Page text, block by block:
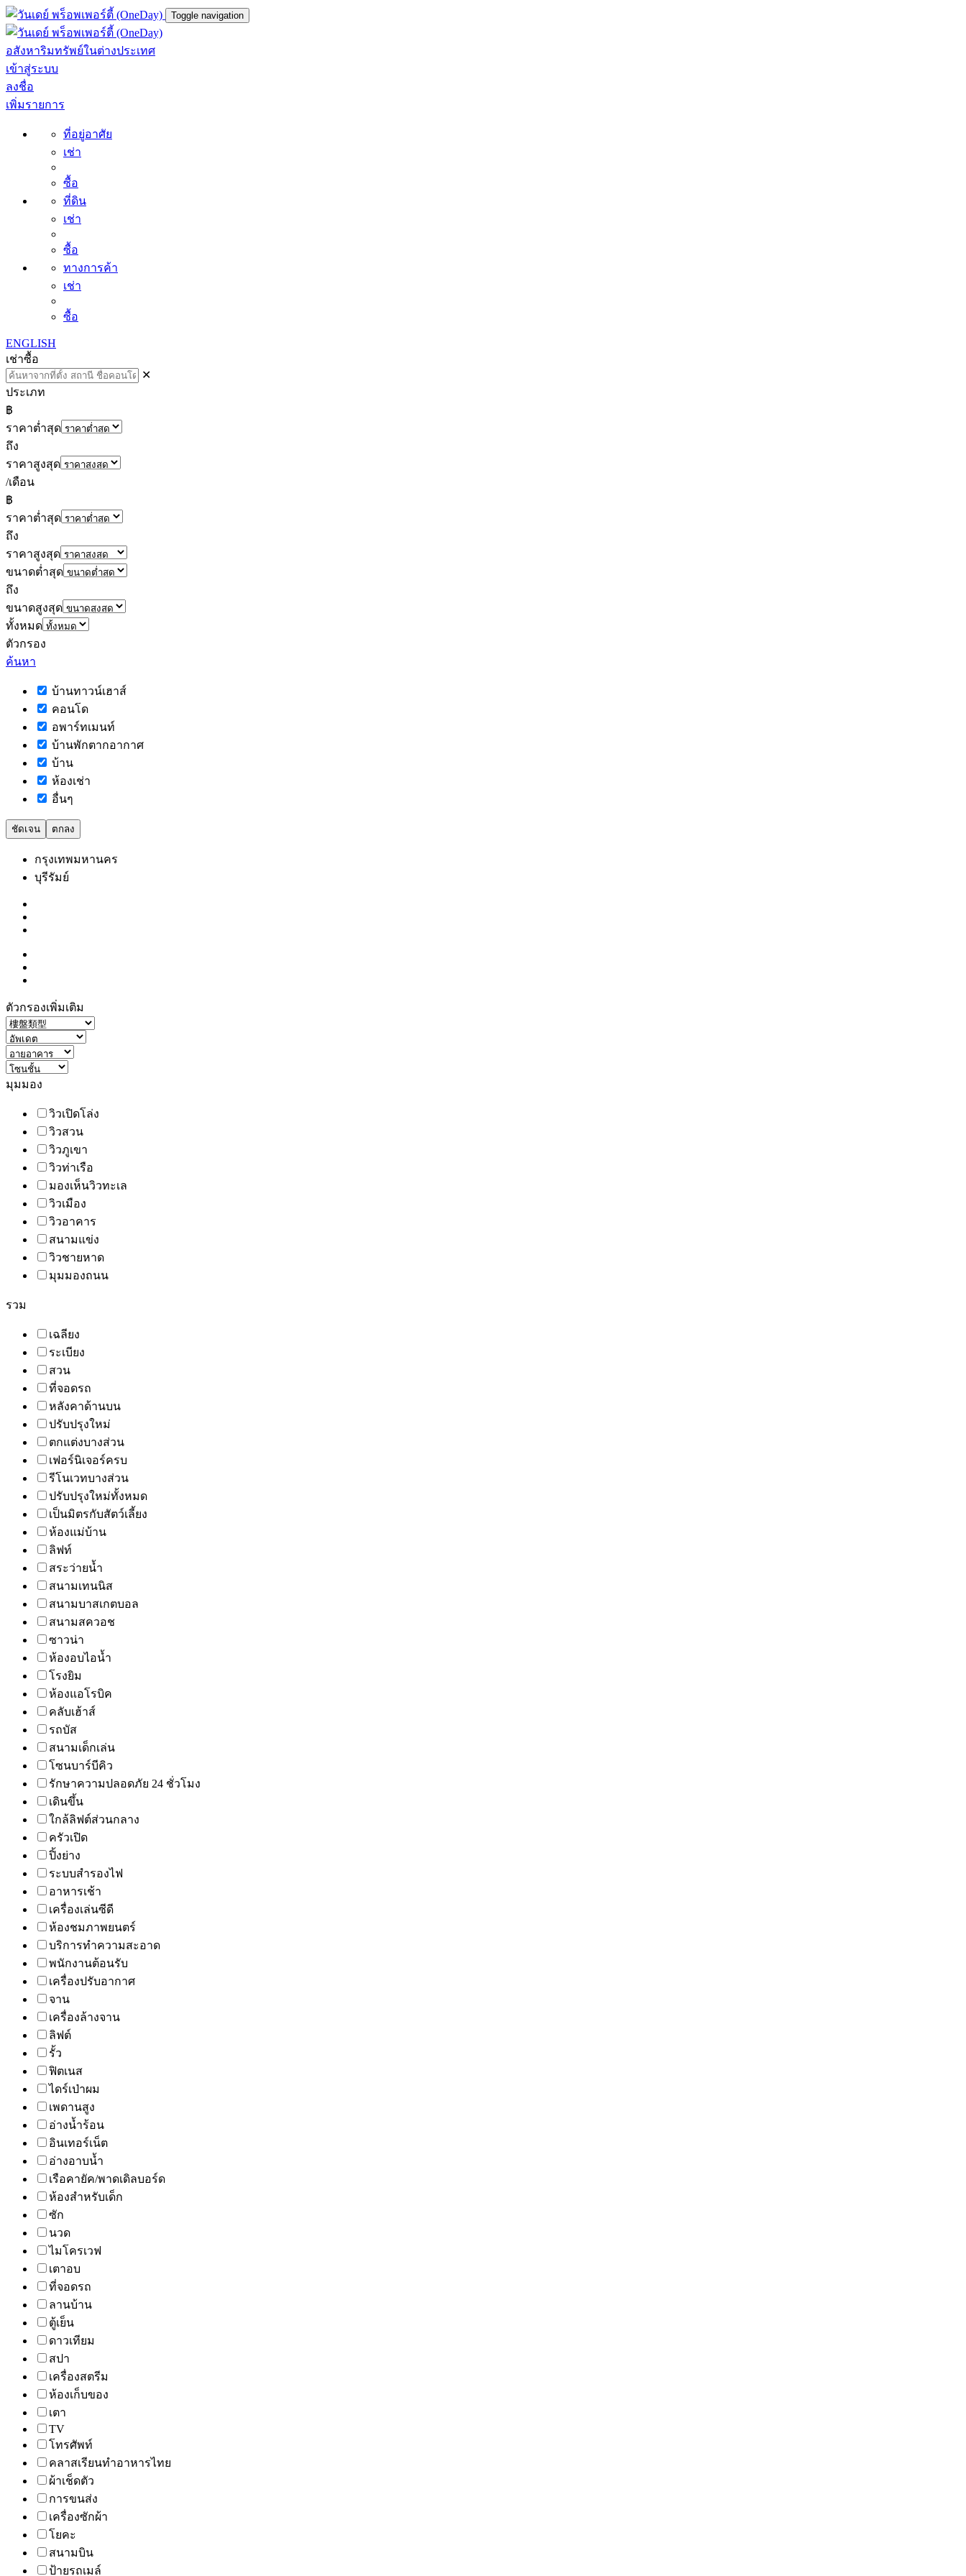
Toggle navigation
อสังหาริมทรัพย์ในต่างประเทศ
เข้าสู่ระบบ
ลงชื่อ
เพิ่มรายการ
ที่อยู่อาศัย
เช่า
ซื้อ
ที่ดิน
เช่า
ซื้อ
ทางการค้า
เช่า
ซื้อ
ENGLISH
เช่าซื้อ
✕
ประเภท
฿
ราคาต่ำสุด
ถึง
ราคาสูงสุด
/เดือน
฿
ราคาต่ำสุด
ถึง
ราคาสูงสุด
ขนาดต่ำสุด
ถึง
ขนาดสูงสุด
ทั้งหมด
ตัวกรอง
ค้นหา
บ้านทาวน์เฮาส์
คอนโด
อพาร์ทเมนท์
บ้านพักตากอากาศ
บ้าน
ห้องเช่า
อื่นๆ
ชัดเจน ตกลง
กรุงเทพมหานคร
บุรีรัมย์
ตัวกรองเพิ่มเติม
มุมมอง
วิวเปิดโล่ง
วิวสวน
วิวภูเขา
วิวท่าเรือ
มองเห็นวิวทะเล
วิวเมือง
วิวอาคาร
สนามแข่ง
วิวชายหาด
มุมมองถนน
รวม
เฉลียง
ระเบียง
สวน
ที่จอดรถ
หลังคาด้านบน
ปรับปรุงใหม่
ตกแต่งบางส่วน
เฟอร์นิเจอร์ครบ
รีโนเวทบางส่วน
ปรับปรุงใหม่ทั้งหมด
เป็นมิตรกับสัตว์เลี้ยง
ห้องแม่บ้าน
ลิฟท์
สระว่ายน้ำ
สนามเทนนิส
สนามบาสเกตบอล
สนามสควอช
ซาวน่า
ห้องอบไอน้ำ
โรงยิม
ห้องแอโรบิค
คลับเฮ้าส์
รถบัส
สนามเด็กเล่น
โซนบาร์บีคิว
รักษาความปลอดภัย 24 ชั่วโมง
เดินขึ้น
ใกล้ลิฟต์ส่วนกลาง
ครัวเปิด
ปิ้งย่าง
ระบบสำรองไฟ
อาหารเช้า
เครื่องเล่นซีดี
ห้องชมภาพยนตร์
บริการทำความสะอาด
พนักงานต้อนรับ
เครื่องปรับอากาศ
จาน
เครื่องล้างจาน
ลิฟต์
รั้ว
ฟิตเนส
ไดร์เป่าผม
เพดานสูง
อ่างน้ำร้อน
อินเทอร์เน็ต
อ่างอาบน้ำ
เรือคายัค/พาดเดิลบอร์ด
ห้องสำหรับเด็ก
ซัก
นวด
ไมโครเวฟ
เตาอบ
ที่จอดรถ
ลานบ้าน
ตู้เย็น
ดาวเทียม
สปา
เครื่องสตรีม
ห้องเก็บของ
เตา
TV
โทรศัพท์
คลาสเรียนทำอาหารไทย
ผ้าเช็ดตัว
การขนส่ง
เครื่องซักผ้า
โยคะ
สนามบิน
ป้ายรถเมล์